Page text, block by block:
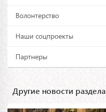
Волонтерство
Наши соцпроекты
Партнеры
Другие новости раздела